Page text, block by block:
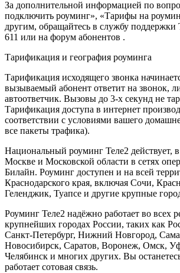
За дополнительной информацией по
подключить роуминг», «Тарифы на
другим, обращайтесь в службу поддержки
611 или на форум абонентов .
Тарификация и география роуминга
Тарификация исходящего звонка
вызываемый абонент ответит на звонок,
автоответчик. Вызовы до 3-х секунд не
Тарификация доступа в интернет
соответствии с условиями вашего
все пакеты трафика).
Национальный роуминг Теле2 действует,
Москве и Московской области в сетях
Билайн. Роуминг доступен и на всей
Краснодарского края, включая Сочи,
Геленджик, Туапсе и другие крупные
Роуминг Теле2 надёжно работает во всех
крупнейших городах России, таких как
Санкт-Петербург, Нижний Новгород,
Новосибирск, Саратов, Воронеж, Омск,
Челябинск и многих других. Вы
работает сотовая связь.